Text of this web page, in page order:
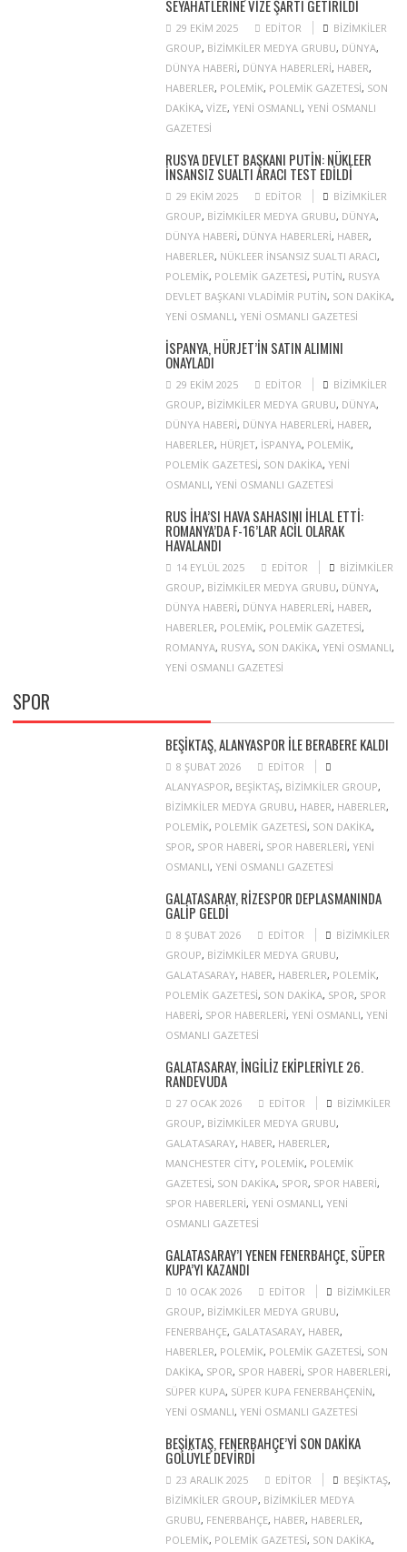
SEYAHATLERINE VIZE ŞARTI GETIRILDI
29 EKIM 2025 EDITOR
BIZIMKILER
GROUP, BIZIMKILER MEDYA GRUBU, DÜNYA,
DÜNYA HABERI, DÜNYA HABERLERI, HABER,
HABERLER, POLEMIK, POLEMIK GAZETESI, SON
DAKIKA, VIZE, YENI OSMANLI, YENI OSMANLI
GAZETESI
RUSYA DEVLET BAŞKANI PUTIN: NÜKLEER
INSANSIZ SUALTI ARACI TEST EDILDI
29 EKIM 2025 EDITOR
BIZIMKILER
GROUP, BIZIMKILER MEDYA GRUBU, DÜNYA,
DÜNYA HABERI, DÜNYA HABERLERI, HABER,
HABERLER, NÜKLEER INSANSIZ SUALTI ARACI,
POLEMIK, POLEMIK GAZETESI, PUTIN, RUSYA
DEVLET BAŞKANI VLADIMIR PUTIN, SON DAKIKA,
YENI OSMANLI, YENI OSMANLI GAZETESI
İSPANYA, HÜRJET’IN SATIN ALIMINI
ONAYLADI
29 EKIM 2025 EDITOR
BIZIMKILER
GROUP, BIZIMKILER MEDYA GRUBU, DÜNYA,
DÜNYA HABERI, DÜNYA HABERLERI, HABER,
HABERLER, HÜRJET, ISPANYA, POLEMIK,
POLEMIK GAZETESI, SON DAKIKA, YENI
OSMANLI, YENI OSMANLI GAZETESI
RUS İHA’SI HAVA SAHASINI IHLAL ETTI:
ROMANYA’DA F-16’LAR ACIL OLARAK
HAVALANDI
14 EYLÜL 2025 EDITOR
BIZIMKILER
GROUP, BIZIMKILER MEDYA GRUBU, DÜNYA,
DÜNYA HABERI, DÜNYA HABERLERI, HABER,
HABERLER, POLEMIK, POLEMIK GAZETESI,
ROMANYA, RUSYA, SON DAKIKA, YENI OSMANLI,
YENI OSMANLI GAZETESI
SPOR
BEŞIKTAŞ, ALANYASPOR ILE BERABERE KALDI
8 ŞUBAT 2026
EDITOR
ALANYASPOR, BEŞIKTAŞ, BIZIMKILER GROUP,
BIZIMKILER MEDYA GRUBU, HABER, HABERLER,
POLEMIK, POLEMIK GAZETESI, SON DAKIKA,
SPOR, SPOR HABERI, SPOR HABERLERI, YENI
OSMANLI, YENI OSMANLI GAZETESI
GALATASARAY, RIZESPOR DEPLASMANINDA
GALIP GELDI
8 ŞUBAT 2026 EDITOR
BIZIMKILER
GROUP, BIZIMKILER MEDYA GRUBU,
GALATASARAY, HABER, HABERLER, POLEMIK,
POLEMIK GAZETESI, SON DAKIKA, SPOR, SPOR
HABERI, SPOR HABERLERI, YENI OSMANLI, YENI
OSMANLI GAZETESI
GALATASARAY, İNGILIZ EKIPLERIYLE 26.
RANDEVUDA
27 OCAK 2026 EDITOR
BIZIMKILER
GROUP, BIZIMKILER MEDYA GRUBU,
GALATASARAY, HABER, HABERLER,
MANCHESTER CITY, POLEMIK, POLEMIK
GAZETESI, SON DAKIKA, SPOR, SPOR HABERI,
SPOR HABERLERI, YENI OSMANLI, YENI
OSMANLI GAZETESI
GALATASARAY’I YENEN FENERBAHÇE, SÜPER
KUPA’YI KAZANDI
10 OCAK 2026 EDITOR
BIZIMKILER
GROUP, BIZIMKILER MEDYA GRUBU,
FENERBAHÇE, GALATASARAY, HABER,
HABERLER, POLEMIK, POLEMIK GAZETESI, SON
DAKIKA, SPOR, SPOR HABERI, SPOR HABERLERI,
SÜPER KUPA, SÜPER KUPA FENERBAHÇENIN,
YENI OSMANLI, YENI OSMANLI GAZETESI
BEŞIKTAŞ, FENERBAHÇE’YI SON DAKIKA
GOLÜYLE DEVIRDI
23 ARALIK 2025 EDITOR BEŞIKTAŞ,
BIZIMKILER GROUP, BIZIMKILER MEDYA
GRUBU, FENERBAHÇE, HABER, HABERLER,
POLEMIK, POLEMIK GAZETESI, SON DAKIKA,